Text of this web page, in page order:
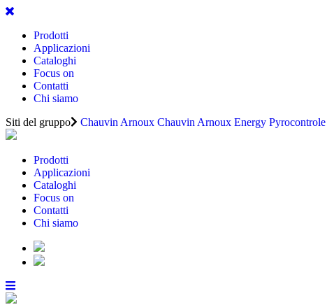
Prodotti
Applicazioni
Cataloghi
Focus on
Contatti
Chi siamo
Siti del gruppo
Chauvin Arnoux Chauvin Arnoux Energy Pyrocontrole
Prodotti
Applicazioni
Cataloghi
Focus on
Contatti
Chi siamo